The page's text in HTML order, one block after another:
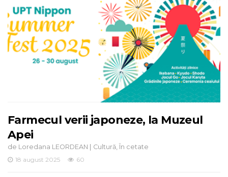
Farmecul verii japoneze, la Muzeul
Apei
de Loredana LEORDEAN | Cultură În cetate
18 august 2025
60